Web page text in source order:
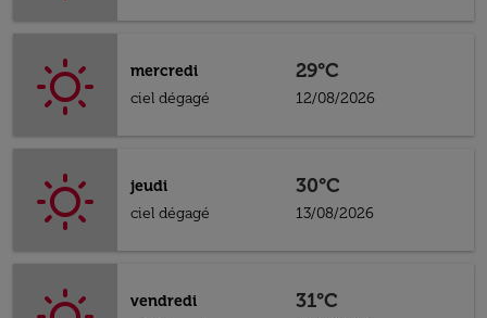
mercredi
ciel dégagé
29°C
12/08/2026
jeudi
ciel dégagé
30°C
13/08/2026
vendredi
31°C